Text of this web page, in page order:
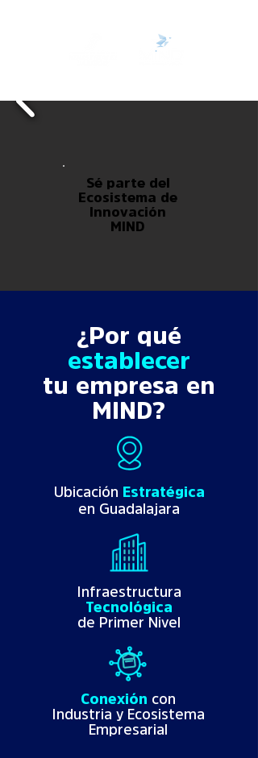
Sé parte del
Ecosistema de
Innovación
MIND
¿Por qué
establecer
tu empresa en
MIND?
Ubicación Estratégica
en Guadalajara
Infraestructura
Tecnológica
de Primer Nivel
Conexión con
Industria y Ecosistema
Empresarial